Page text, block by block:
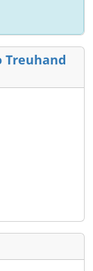
Treuhand